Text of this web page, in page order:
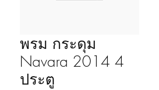
พรม กระดุม
Navara 2014 4
ประตู